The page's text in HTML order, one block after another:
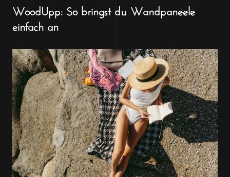
WoodUpp: So bringst du Wandpaneele
einfach an